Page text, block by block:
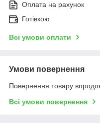
Оплата на рахунок
Готівкою
Всі умови оплати
Умови повернення
Повернення товару
Всі умови повернення